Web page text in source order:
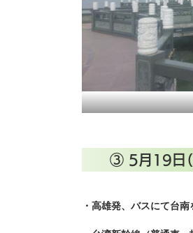
③ 5月19日（
・高雄発、バスにて台